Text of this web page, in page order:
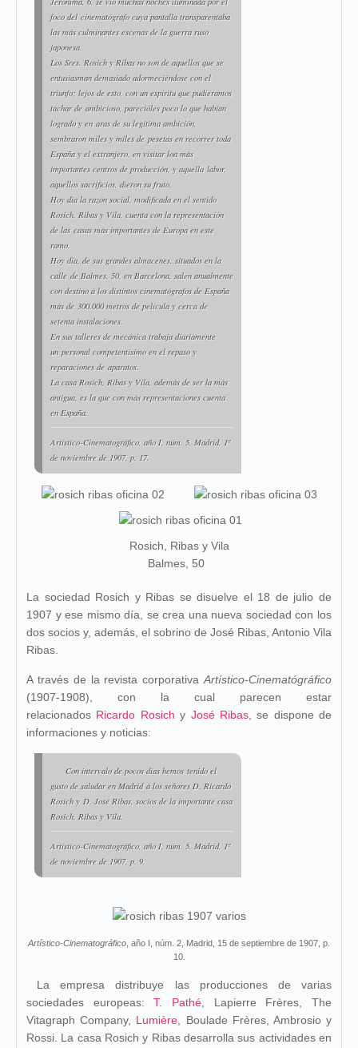
foco del cinematógrafo cuya pantalla transparentaba
las más culminantes escenas de la guerra ruso
japonesa.
Los Sres. Rosich y Ribas no son de aquellos que se
entusiasman demasiado adormeciéndose con el
triunfo; lejos de esto, con un espíritu que pudiéramos
tachar de ambicioso, parecióles poco lo que habían
logrado y en aras de su legítima ambición,
sembraron miles y miles de pesetas en recorrer toda
España y el extranjero, en visitar loa más
importantes centros de producción, y aquella labor,
aquellos sacrificios, dieron su fruto.
Hoy día la razón social, modificada en el sentido
Rosich, Ribas y Vila, cuenta con la representación
de las casas más importantes de Europa en este
ramo.
Hoy día, de sus grandes almacenes, situados en la
calle de Balmes, 50, en Barcelona, salen anualmente
con destino á los distintos cinematógrafos de España
más de 300.000 metros de película y cerca de
setenta instalaciones.
En sus talleres de mecánica trabaja diariamente
un personal competentísimo en el repaso y
reparaciones de aparatos.
La casa Rosich, Ribas y Vila, además de ser la más
an­tigua, es la que con más representaciones cuenta
en España.
Artístico-Cinematográfico, año I, núm. 5, Madrid, 1º
de noviembre de 1907, p. 17.
Rosich, Ribas y Vila
Balmes, 50
La sociedad Rosich y Ribas se disuelve el 18 de julio de
1907 y ese mismo día, se crea una nueva sociedad con los
dos socios y, además, el sobrino de José Ribas, Antonio Vila
Ribas.
A través de la revista corporativa Artístico-Cinematógráfico
(1907-1908), con la cual parecen estar
relacionados Ricardo Rosich y José Ribas, se dispone de
informaciones y noticias:
Con intervalo de pocos días hemos tenido el
gusto de saludar en Madrid á los señores D. Ricardo
Rosich y D. José Ribas, socios de la importante casa
Rosich, Ribas y Vila.
Artístico-Cinematográfico, año I, núm. 5, Madrid, 1º
de noviembre de 1907, p. 9.
Artístico-Cinematográfico , año I, núm. 2, Madrid, 15 de septiembre de 1907, p.
10.
La empresa distribuye las producciones de varias
sociedades europeas:T. Pathé , Lapierre Frères, The
Vitagraph Company, Lumière , Boulade Frères, Ambrosio y
Rossi. La casa Rosich y Ribas desarrolla sus actividades en